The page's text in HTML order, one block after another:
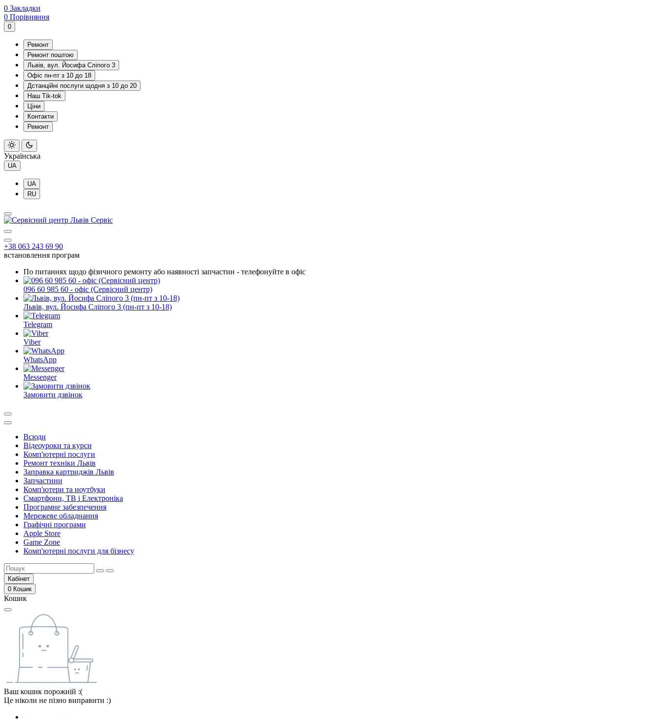
0 Закладки
0 Порівняння
0
Ремонт
Ремонт поштою
Львів, вул. Йосифа Сліпого 3
Офіс пн-пт з 10 до 18
Дстанційні послуги щодня з 10 до 20
Наш Tik-tok
Ціни
Контакти
Ремонт
Українська
UA
UA
RU
+38 063 243 69 90
встановлення програм
По питаннях щодо фізичного ремонту або наявності запчастин - телефонуйте в офіс
096 60 985 60 - офіс (Сервісний центр)
Львів, вул. Йосифа Сліпого 3 (пн-пт з 10-18)
Telegram
Viber
WhatsApp
Messenger
Замовити дзвінок
Всюди
Відеоуроки та курси
Комп'ютерні послуги
Ремонт техніки Львів
Заправка картриджів Львів
Запчастини
Комп'ютери та ноутбуки
Смартфони, ТВ і Електроніка
Програмне забезпечення
Мережеве обладнання
Графічні програми
Apple Store
Game Zone
Комп'ютерні послуги для бізнесу
Кабінет
0 Кошик
Кошик
Ваш кошик порожній :(
Це ніколи не пізно виправити :)